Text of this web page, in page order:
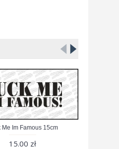
Me Im Famous 15cm
15.00 zł